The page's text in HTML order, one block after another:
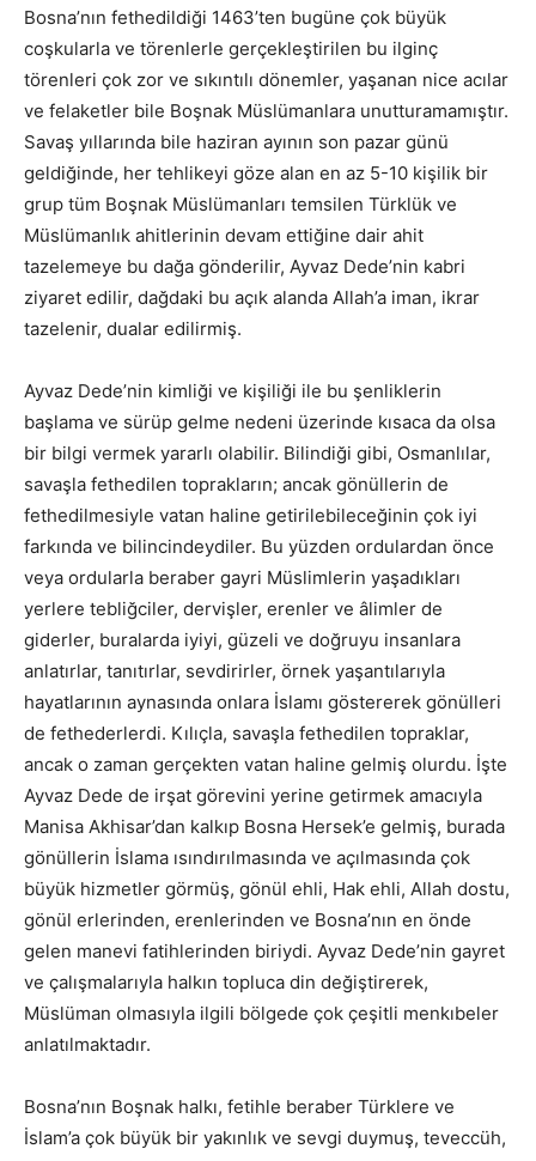
Bosna’nın fethedildiği 1463’ten bugüne çok büyük
coşkularla ve törenlerle gerçekleştirilen bu ilginç
törenleri çok zor ve sıkıntılı dönemler, yaşanan nice acılar
ve felaketler bile Boşnak Müslümanlara unutturamamıştır.
Savaş yıllarında bile haziran ayının son pazar günü
geldiğinde, her tehlikeyi göze alan en az 5-10 kişilik bir
grup tüm Boşnak Müslümanları temsilen Türklük ve
Müslümanlık ahitlerinin devam ettiğine dair ahit
tazelemeye bu dağa gönderilir, Ayvaz Dede’nin kabri
ziyaret edilir, dağdaki bu açık alanda Allah’a iman, ikrar
tazelenir, dualar edilirmiş.
Ayvaz Dede’nin kimliği ve kişiliği ile bu şenliklerin
başlama ve sürüp gelme nedeni üzerinde kısaca da olsa
bir bilgi vermek yararlı olabilir. Bilindiği gibi, Osmanlılar,
savaşla fethedilen toprakların; ancak gönüllerin de
fethedilmesiyle vatan haline getirilebileceğinin çok iyi
farkında ve bilincindeydiler. Bu yüzden ordulardan önce
veya ordularla beraber gayri Müslimlerin yaşadıkları
yerlere tebliğciler, dervişler, erenler ve âlimler de
giderler, buralarda iyiyi, güzeli ve doğruyu insanlara
anlatırlar, tanıtırlar, sevdirirler, örnek yaşantılarıyla
hayatlarının aynasında onlara İslamı göstererek gönülleri
de fethederlerdi. Kılıçla, savaşla fethedilen topraklar,
ancak o zaman gerçekten vatan haline gelmiş olurdu. İşte
Ayvaz Dede de irşat görevini yerine getirmek amacıyla
Manisa Akhisar’dan kalkıp Bosna Hersek’e gelmiş, burada
gönüllerin İslama ısındırılmasında ve açılmasında çok
büyük hizmetler görmüş, gönül ehli, Hak ehli, Allah dostu,
gönül erlerinden, erenlerinden ve Bosna’nın en önde
gelen manevi fatihlerinden biriydi. Ayvaz Dede’nin gayret
ve çalışmalarıyla halkın topluca din değiştirerek,
Müslüman olmasıyla ilgili bölgede çok çeşitli menkıbeler
anlatılmaktadır.
Bosna’nın Boşnak halkı, fetihle beraber Türklere ve
İslam’a çok büyük bir yakınlık ve sevgi duymuş, teveccüh,